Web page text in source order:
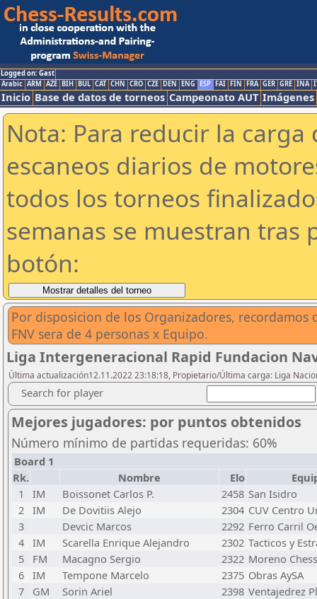
Logged on: Gast
Arabic ARM AZE BIH BUL CAT CHN CRO CZE DEN ENG ESP FAI FIN FRA GER GRE INA
Inicio Base de datos de torneos Campeonato AUT Imágenes
Nota: Para reducir la
escaneos diarios de
todos los torneos
semanas se muestran tras
botón:
Por disposicion de los Organizadores,
FNV sera de 4 personas x Equipo.
Liga Intergeneracional Rapid Fundacion
Última actualización12.11.2022 23:18:18, Propietario/Última carga: Liga
Search for player
Mejores jugadores: por puntos obtenidos
Número mínimo de partidas requeridas: 60%
Board 1
Rk.
Nombre Elo
1
IM Boissonet Carlos P. 2458 San Isidro
2 IM De Dovitiis Alejo 2304 CUV Centro
3
Devcic Marcos 2292 Ferro Carril
4 IM Scarella Enrique Alejandro 2302 Tacticos y
5
FM Macagno Sergio 2322 Moreno
6 IM Tempone Marcelo 2375 Obras AySA
7
GM Sorin Ariel 2398 Ventajedrez